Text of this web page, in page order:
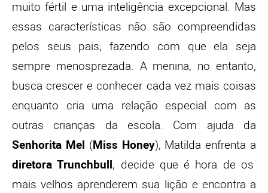
muito fértil e uma inteligência excepcional. Mas
essas características não são compreendidas
pelos seus pais, fazendo com que ela seja
sempre menosprezada. A menina, no entanto,
busca crescer e conhecer cada vez mais coisas
enquanto cria uma relação especial com as
outras crianças da escola. Com ajuda da
Senhorita Mel (Miss Honey), Matilda enfrenta a
diretora Trunchbull , decide que é hora de os
mais velhos aprenderem sua lição e encontra a